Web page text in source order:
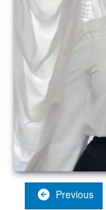
Previous